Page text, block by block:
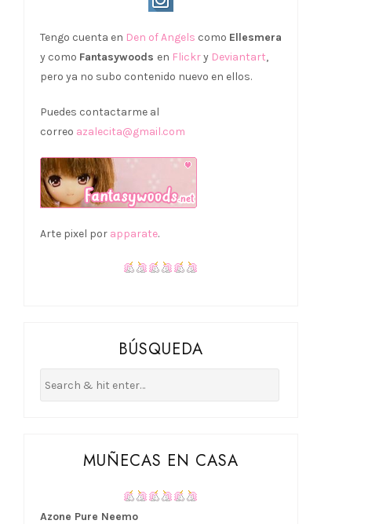
Tengo cuenta en Den of Angels como Ellesmera
y como Fantasywoods en Flickry Deviantart,
pero ya no subo contenido nuevo en ellos.
Puedes contactarme al
correo azalecita@gmail.com
Arte pixel por apparate.
BÚSQUEDA
MUÑECAS EN CASA
Azone Pure Neemo